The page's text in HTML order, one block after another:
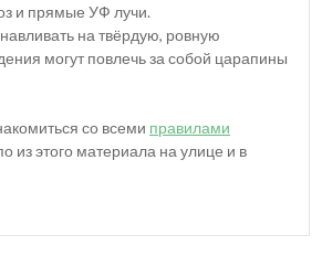
и прямые УФ лучи.
на твёрдую, ровную
могут повлечь за собой царапины
со всеми правилами
из этого материала на улице и в